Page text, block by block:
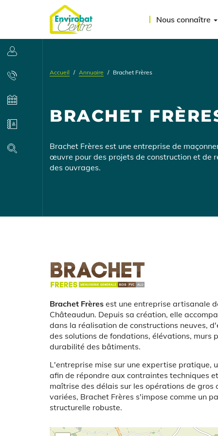
principal
Nous connaître
Accueil Annuaire Brachet Frères
BRACHET
Présentation
Brachet Frères est une entreprise de
œuvre pour des projets de construction et de
des ouvrages.
compte
l'utilisateur
Contact
Annuaire
Recherche
Logo
Présentation
Brachet Frères est une entreprise artisanale
Châteaudun. Depuis sa création, elle
dans la réalisation de constructions neuves,
des solutions de fondations, élévations,
durabilité des bâtiments.
L'entreprise mise sur une expertise pratique,
afin de répondre aux contraintes techniques
maîtrise des délais sur les opérations de
variées, Brachet Frères s'impose comme un
structurelle robuste.
Latitude/Longitude